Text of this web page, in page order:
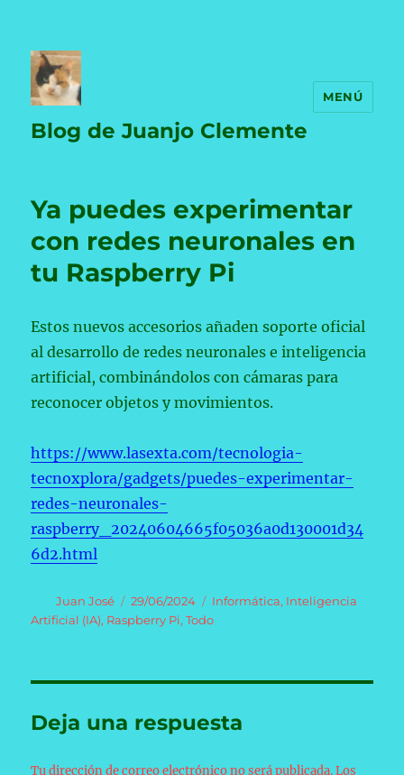
Blog de Juanjo Clemente
MENÚ
Ya puedes experimentar
con redes neuronales en
tu Raspberry Pi
Estos nuevos accesorios añaden soporte oficial
al desarrollo de redes neuronales e inteligencia
artificial, combinándolos con cámaras para
reconocer objetos y movimientos.
https://www.lasexta.com/tecnologia-
tecnoxplora/gadgets/puedes-experimentar-
redes-neuronales-
raspberry_20240604665f05036a0d130001d34
6d2.html
Autor
Juan José
Publicado
el
29/06/2024 Categorías
Informática, Inteligencia
Artificial (IA), Raspberry Pi,Todo
Deja una respuesta
Tu dirección de correo electrónico no será publicada. Los